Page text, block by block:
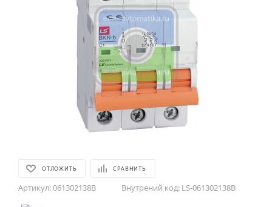
ОТЛОЖИТЬ СРАВНИТЬ
Артикул:061302138B Внутрений код: LS-061302138B